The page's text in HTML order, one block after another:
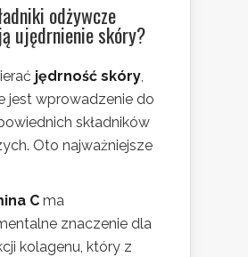
odżywcze
ujędrnienie skóry?
jędrność skóry,
jest wprowadzenie do
składników
Oto najważniejsze
C ma
znaczenie dla
kolagenu, który z